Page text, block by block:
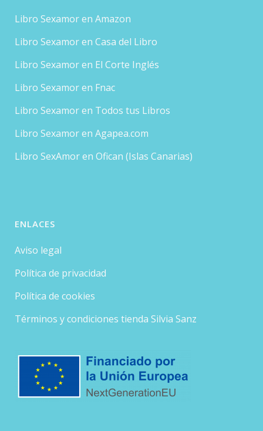
Libro Sexamor en Amazon
Libro Sexamor en Casa del Libro
Libro Sexamor en El Corte Inglés
Libro Sexamor en Fnac
Libro Sexamor en Todos tus Libros
Libro Sexamor en Agapea.com
Libro SexAmor en Ofican (Islas Canarias)
ENLACES
Aviso legal
Política de privacidad
Política de cookies
Términos y condiciones tienda Silvia Sanz